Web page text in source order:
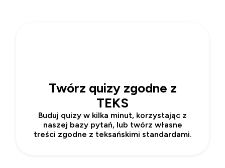
Twórz quizy zgodne z
TEKS
Buduj quizy w kilka minut, korzystając z
naszej bazy pytań, lub twórz własne
treści zgodne z teksańskimi standardami.